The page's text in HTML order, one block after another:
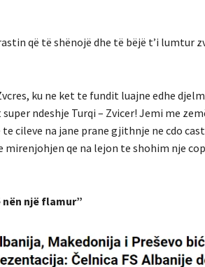
që të shënojë dhe të bëjë t’i lumtur
ku ne ket te fundit luajne edhe
ndeshje Turqi – Zvicer! Jemi me
cileve na jane prane gjithnje ne cdo
qe na lejon te shohim nje
nën një flamur”